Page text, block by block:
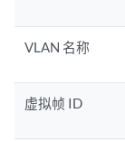
VLAN 名称
虚拟帧 ID